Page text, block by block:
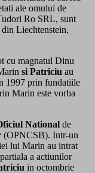
ale omului de
Ro SRL, sunt
Liechtenstein,
cu magnatul Dinu
si Patriciu au
1997 prin fundatiile
Marin este vorba
National de
(OPNCSB). Intr-un
lui Marin au intrat
a actiunilor
in octombrie